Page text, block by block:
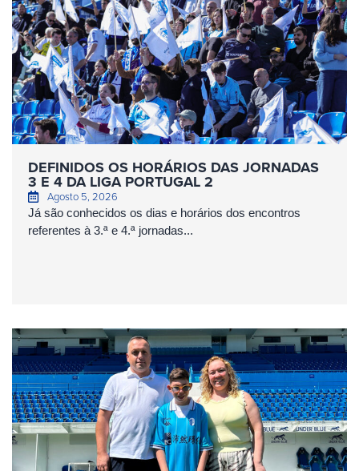
DEFINIDOS OS HORÁRIOS DAS JORNADAS
3 E 4 DA LIGA PORTUGAL 2
Agosto 5, 2026
Já são conhecidos os dias e horários dos encontros
referentes à 3.ª e 4.ª jornadas...